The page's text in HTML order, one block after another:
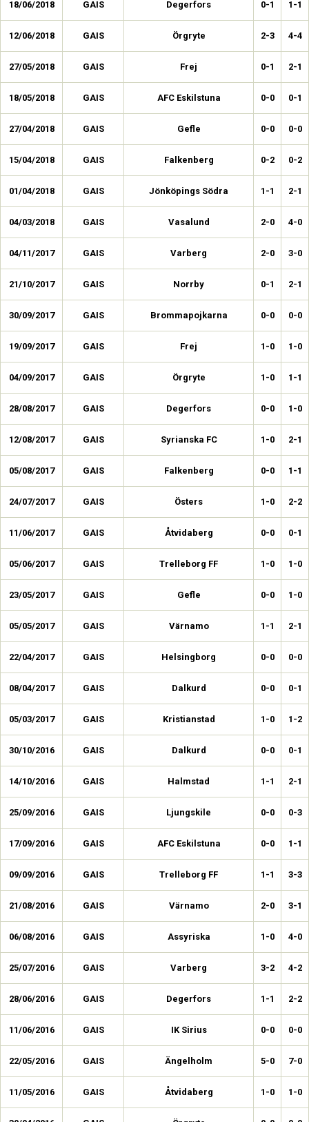
18/06/2018 GAIS Degerfors 0-1 1-1
12/06/2018 GAIS Örgryte 2-3 4-4
27/05/2018 GAIS Frej 0-1 2-1
18/05/2018 GAIS AFC Eskilstuna 0-0 0-1
27/04/2018 GAIS Gefle 0-0 0-0
15/04/2018 GAIS Falkenberg 0-2 0-2
01/04/2018 GAIS Jönköpings Södra 1-1 2-1
04/03/2018 GAIS Vasalund 2-0 4-0
04/11/2017 GAIS Varberg 2-0 3-0
21/10/2017 GAIS Norrby 0-1 2-1
30/09/2017 GAIS Brommapojkarna 0-0 0-0
19/09/2017 GAIS Frej 1-0 1-0
04/09/2017 GAIS Örgryte 1-0 1-1
28/08/2017 GAIS Degerfors 0-0 1-0
12/08/2017 GAIS Syrianska FC 1-0 2-1
05/08/2017 GAIS Falkenberg 0-0 1-1
24/07/2017 GAIS Östers 1-0 2-2
11/06/2017 GAIS Åtvidaberg 0-0 0-1
05/06/2017 GAIS Trelleborg FF 1-0 1-0
23/05/2017 GAIS Gefle 0-0 1-0
05/05/2017 GAIS Värnamo 1-1 2-1
22/04/2017 GAIS Helsingborg 0-0 0-0
08/04/2017 GAIS Dalkurd 0-0 0-1
05/03/2017 GAIS Kristianstad 1-0 1-2
30/10/2016 GAIS Dalkurd 0-0 0-1
14/10/2016 GAIS Halmstad 1-1 2-1
25/09/2016 GAIS Ljungskile 0-0 0-3
17/09/2016 GAIS AFC Eskilstuna 0-0 1-1
09/09/2016 GAIS Trelleborg FF 1-1 3-3
21/08/2016 GAIS Värnamo 2-0 3-1
06/08/2016 GAIS Assyriska 1-0 4-0
25/07/2016 GAIS Varberg 3-2 4-2
28/06/2016 GAIS Degerfors 1-1 2-2
11/06/2016 GAIS IK Sirius 0-0 0-0
22/05/2016 GAIS Ängelholm 5-0 7-0
11/05/2016 GAIS Åtvidaberg 1-0 1-0